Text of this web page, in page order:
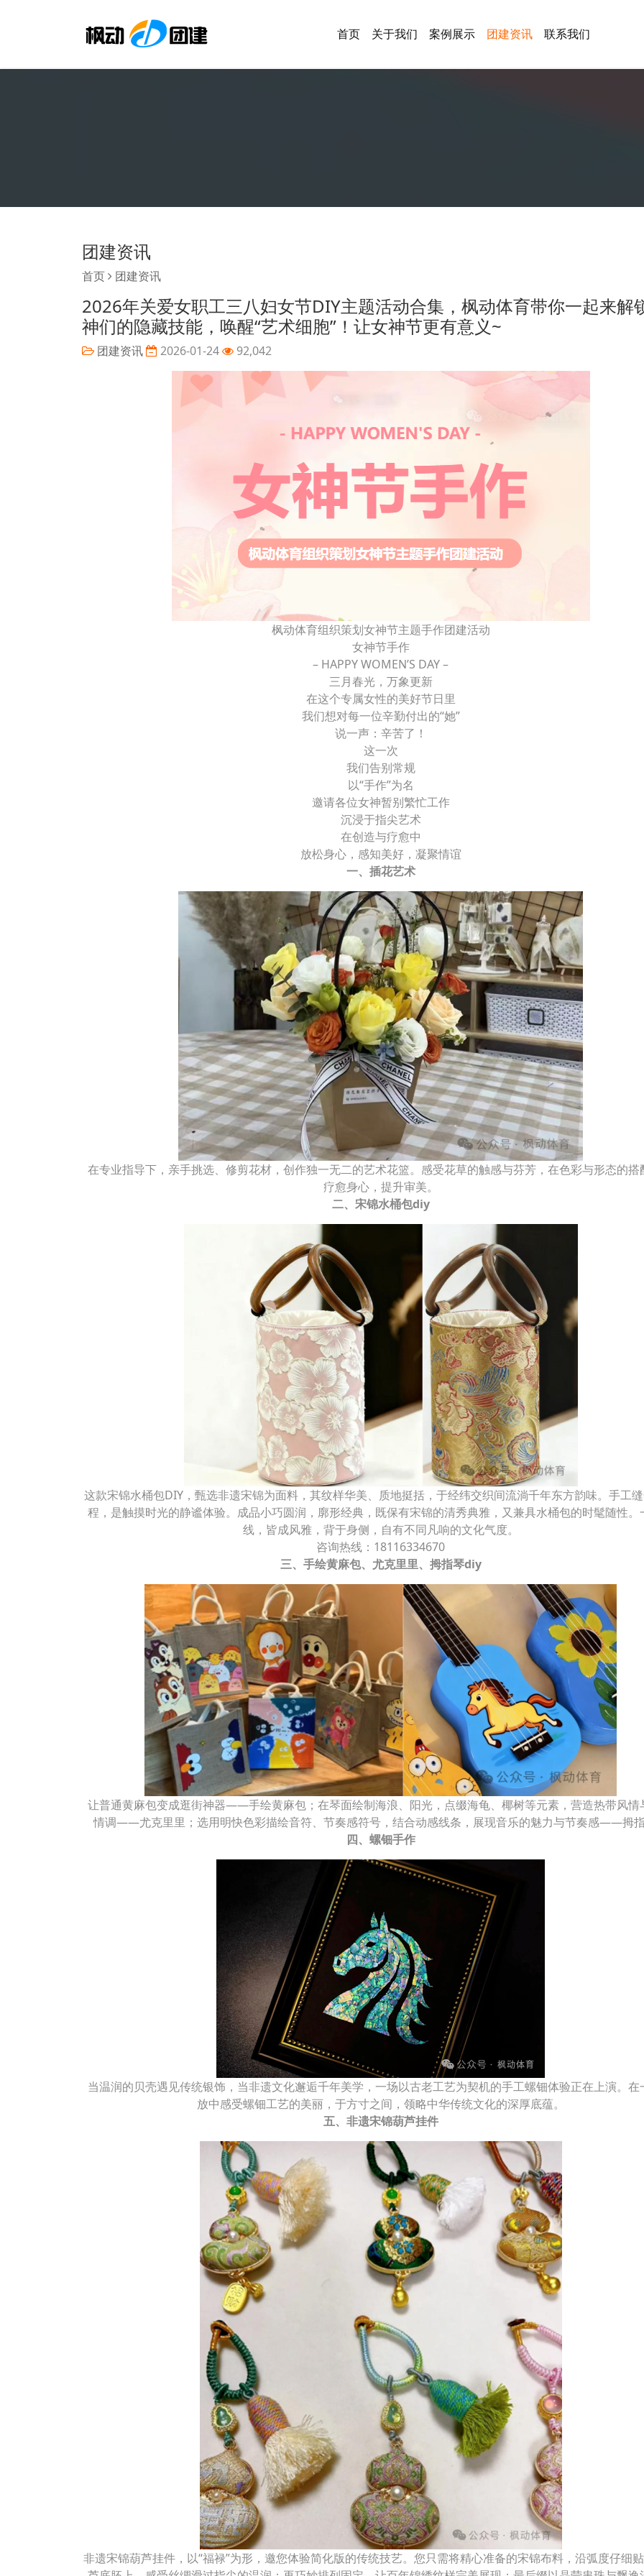
首页 关于我们 案例展示 团建资讯 联系我们
团建资讯
首页 团建资讯
2026年关爱女职工三八妇女节DIY主题活动合集，枫动体育带你一起来解
神们的隐藏技能，唤醒“艺术细胞”！让女神节更有意义~
团建资讯 2026-01-24 92,042
枫动体育组织策划女神节主题手作团建活动
女神节手作
– HAPPY WOMEN’S DAY –
三月春光，万象更新
在这个专属女性的美好节日里
我们想对每一位辛勤付出的“她”
说一声：辛苦了！
这一次
我们告别常规
以“手作”为名
邀请各位女神暂别繁忙工作
沉浸于指尖艺术
在创造与疗愈中
放松身心，感知美好，凝聚情谊
一、插花艺术
在专业指导下，亲手挑选、修剪花材，创作独一无二的艺术花篮。感受花草的触感与芬芳，在色彩与形态的搭
疗愈身心，提升审美。
二、宋锦水桶包diy
这款宋锦水桶包DIY，甄选非遗宋锦为面料，其纹样华美、质地挺括，于经纬交织间流淌千年东方韵味。手工
程，是触摸时光的静谧体验。成品小巧圆润，廓形经典，既保有宋锦的清秀典雅，又兼具水桶包的时髦随性。
线，皆成风雅，背于身侧，自有不同凡响的文化气度。
咨询热线：18116334670
三、手绘黄麻包、尤克里里、拇指琴diy
让普通黄麻包变成逛街神器——手绘黄麻包；在琴面绘制海浪、阳光，点缀海龟、椰树等元素，营造热带风情
情调——尤克里里；选用明快色彩描绘音符、节奏感符号，结合动感线条，展现音乐的魅力与节奏感——拇
四、螺钿手作
当温润的贝壳遇见传统银饰，当非遗文化邂逅千年美学，一场以古老工艺为契机的手工螺钿体验正在上演。在
放中感受螺钿工艺的美丽，于方寸之间，领略中华传统文化的深厚底蕴。
五、非遗宋锦葫芦挂件
非遗宋锦葫芦挂件，以“福禄”为形，邀您体验简化版的传统技艺。您只需将精心准备的宋锦布料，沿弧度仔细